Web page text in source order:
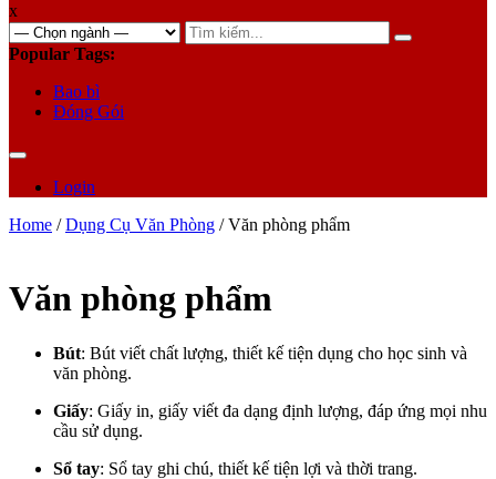
x
Search
for:
Popular Tags:
Bao bì
Đóng Gói
Login
Home /Dụng Cụ Văn Phòng / Văn phòng phẩm
Văn phòng phẩm
Bút: Bút viết chất lượng, thiết kế tiện dụng cho học sinh và
văn phòng.
Giấy: Giấy in, giấy viết đa dạng định lượng, đáp ứng mọi nhu
cầu sử dụng.
Sổ tay: Sổ tay ghi chú, thiết kế tiện lợi và thời trang.